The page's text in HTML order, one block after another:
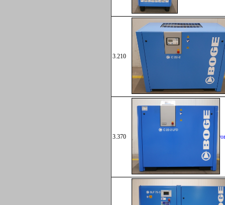
3.210
3.370